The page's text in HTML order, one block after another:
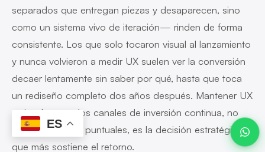
separados que entregan piezas y desaparecen, sino
como un sistema vivo de iteración— rinden de forma
consistente. Los que solo tocaron visual al lanzamiento
y nunca volvieron a medir UX suelen ver la conversión
decaer lentamente sin saber por qué, hasta que toca
un rediseño completo dos años después. Mantener UX
y visual como dos canales de inversión continua, no
como dos fases puntuales, es la decisión estratégica
que más sostiene el retorno.
12:49
ES